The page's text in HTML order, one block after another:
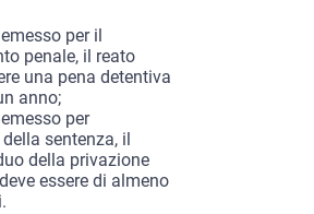
per il
penale, il reato
una pena detentiva
anno;
per
della sentenza, il
della privazione
essere di almeno